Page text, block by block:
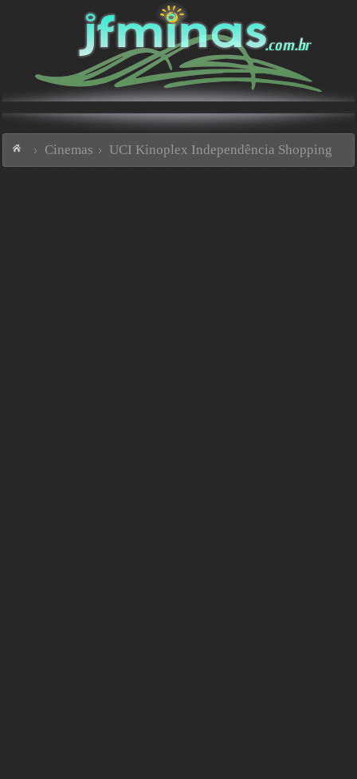
Cinemas UCI Kinoplex Independência Shopping